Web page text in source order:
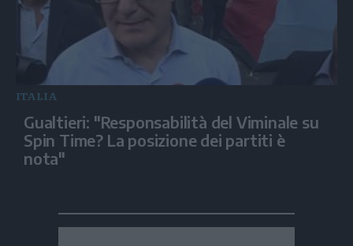
ITALIA
Gualtieri: "Responsabilità del Viminale su
Spin Time? La posizione dei partiti è
nota"